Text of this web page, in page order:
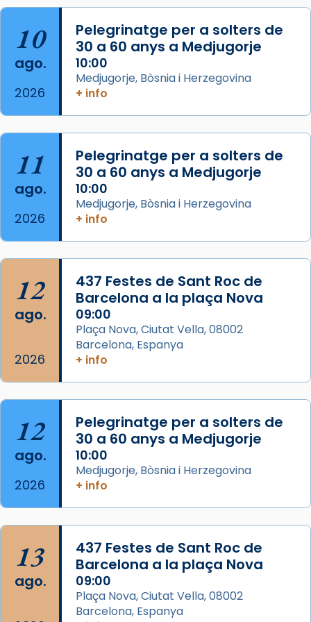
col·laboradors, a la Catedral de Barcelona.
L’arquebisbe de Barcelona, el cardenal Joan
Josep Omella, ha presidit la missa i l’ha
concelebrat el bisbe auxiliar de Barcelona,
Mons. David Abadías.
📸 Dr. G. Simón
Foto
View on Facebook · Share
Arquebisbat de Barcelona
2 weeks ago
Acompanyant la història de sant Cugat, a
partir de l’Edat Mitjana sorgeix la tradició
que les santes Juliana (“relatiu a Júlia”) i
Semproniana (“relatiu a Semprònia =
eterna”) són deixebles seves. I l’any 1667, el
frare Joan Gaspar Roig, afirma en una obra
que les santes són filles de l’antiga Iluro.
Mataró en reivindicarà les relíq
Foto
View on Facebook ·
10
ago.
2026
Pelegrinatge per a solters de
30 a 60 anys a Medjugorje
10:00
Medjugorje, Bòsnia i Herzegovina
+ info
11
ago.
2026
Pelegrinatge per a solters de
30 a 60 anys a Medjugorje
10:00
Medjugorje, Bòsnia i Herzegovina
+ info
12
ago.
2026
437 Festes de Sant Roc de
Barcelona a la plaça Nova
09:00
Plaça Nova, Ciutat Vella, 08002
Barcelona, Espanya
+ info
12
ago.
2026
Pelegrinatge per a solters de
30 a 60 anys a Medjugorje
10:00
Medjugorje, Bòsnia i Herzegovina
+ info
13
ago.
437 Festes de Sant Roc de
Barcelona a la plaça Nova
09:00
Plaça Nova, Ciutat Vella, 08002
Barcelona, Espanya